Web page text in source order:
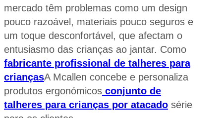
mercado têm problemas como um design
pouco razoável, materiais pouco seguros e
um toque desconfortável, que afectam o
entusiasmo das crianças ao jantar. Como
fabricante profissional de talheres para
criançasA Mcallen concebe e personaliza
produtos ergonómicos conjunto de
talheres para crianças por atacado série